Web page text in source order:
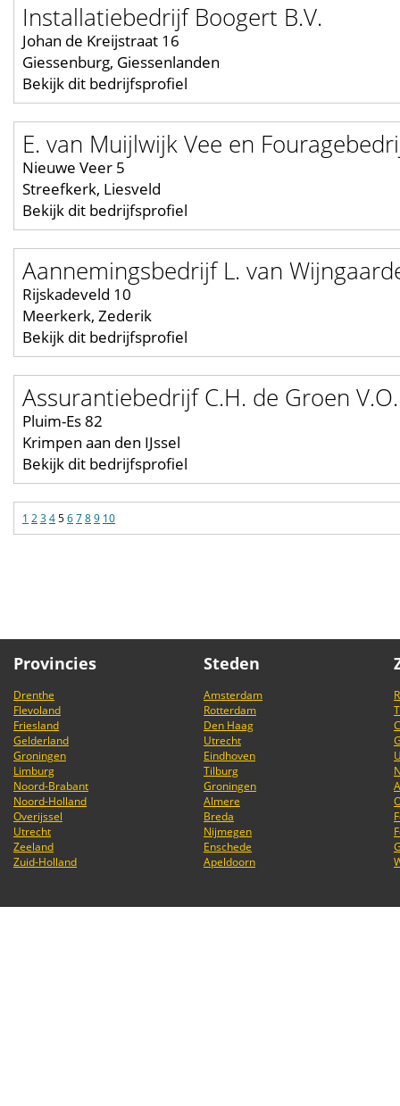
Installatiebedrijf Boogert B.V.
Johan de Kreijstraat 16
Giessenburg, Giessenlanden
Bekijk dit bedrijfsprofiel
E. van Muijlwijk Vee en
Nieuwe Veer 5
Streefkerk, Liesveld
Bekijk dit bedrijfsprofiel
Aannemingsbedrijf L. van
Rijskadeveld 10
Meerkerk, Zederik
Bekijk dit bedrijfsprofiel
Assurantiebedrijf C.H. de Groen
Pluim-Es 82
Krimpen aan den IJssel
Bekijk dit bedrijfsprofiel
1 23456789 10
Provincies
Drenthe
Flevoland
Friesland
Gelderland
Groningen
Limburg
Noord-Brabant
Noord-Holland
Overijssel
Utrecht
Zeeland
Zuid-Holland
Steden
Amsterdam
Rotterdam
Den Haag
Utrecht
Eindhoven
Tilburg
Groningen
Almere
Breda
Nijmegen
Enschede
Apeldoorn